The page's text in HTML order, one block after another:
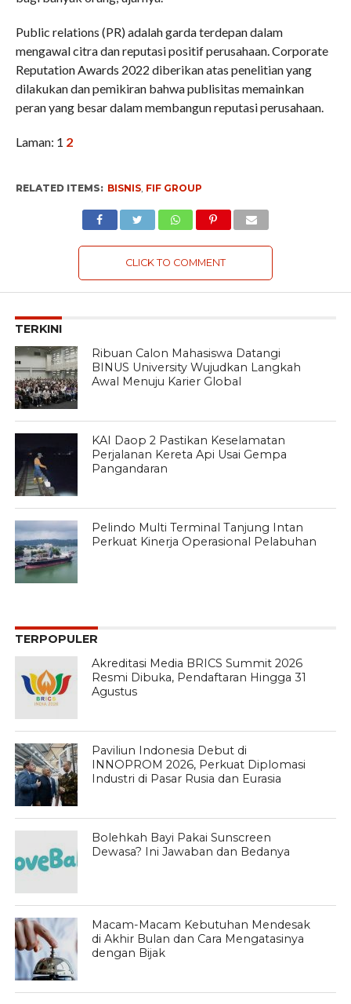
Public relations (PR) adalah garda terdepan dalam
mengawal citra dan reputasi positif perusahaan. Corporate
Reputation Awards 2022 diberikan atas penelitian yang
dilakukan dan pemikiran bahwa publisitas memainkan
peran yang besar dalam membangun reputasi perusahaan.
Laman: 1 2
RELATED ITEMS: BISNIS, FIF GROUP
CLICK TO COMMENT
TERKINI
Ribuan Calon Mahasiswa Datangi
BINUS University Wujudkan Langkah
Awal Menuju Karier Global
KAI Daop 2 Pastikan Keselamatan
Perjalanan Kereta Api Usai Gempa
Pangandaran
Pelindo Multi Terminal Tanjung Intan
Perkuat Kinerja Operasional Pelabuhan
TERPOPULER
Akreditasi Media BRICS Summit 2026
Resmi Dibuka, Pendaftaran Hingga 31
Agustus
Paviliun Indonesia Debut di
INNOPROM 2026, Perkuat Diplomasi
Industri di Pasar Rusia dan Eurasia
Bolehkah Bayi Pakai Sunscreen
Dewasa? Ini Jawaban dan Bedanya
Macam-Macam Kebutuhan Mendesak
di Akhir Bulan dan Cara Mengatasinya
dengan Bijak